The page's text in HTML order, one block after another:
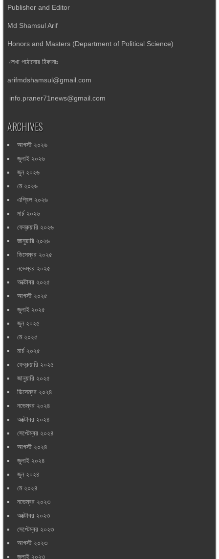
Publisher and Editor
Md Shamsul Arif
Honors and Masters (Department of Political Science)
লেখা পাঠানোর ঠিকানাঃ
arifmdshamsul@gmail.com
info.praner71news@gmail.com
ARCHIVES
আগস্ট ২০২৬
জুলাই ২০২৬
জুন ২০২৬
মে ২০২৬
এপ্রিল ২০২৬
মার্চ ২০২৬
ফেব্রুয়ারি ২০২৬
জানুয়ারি ২০২৬
ডিসেম্বর ২০২৫
নভেম্বর ২০২৫
অক্টোবর ২০২৫
আগস্ট ২০২৫
জুলাই ২০২৫
জুন ২০২৫
মে ২০২৫
মার্চ ২০২৫
ফেব্রুয়ারি ২০২৫
জানুয়ারি ২০২৫
ডিসেম্বর ২০২৪
নভেম্বর ২০২৪
অক্টোবর ২০২৪
সেপ্টেম্বর ২০২৪
আগস্ট ২০২৪
জুলাই ২০২৪
জুন ২০২৪
মে ২০২৪
নভেম্বর ২০২৩
অক্টোবর ২০২৩
সেপ্টেম্বর ২০২৩
আগস্ট ২০২৩
জুলাই ২০২৩